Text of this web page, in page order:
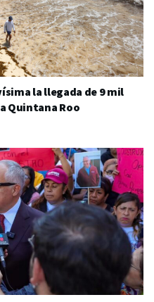
la llegada de 9 mil
Quintana Roo